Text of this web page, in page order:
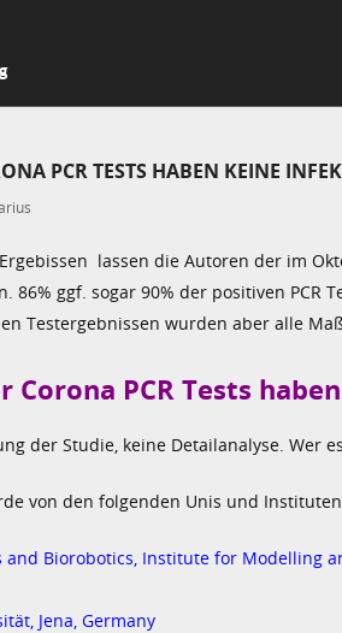
PCR TESTS HABEN KEINE
lassen die Autoren der im
86% ggf. sogar 90% der positiven PCR
Testergebnissen wurden aber alle
Corona PCR Tests
der Studie, keine Detailanalyse. Wer
von den folgenden Unis und
Biorobotics, Institute for Modelling
Jena, Germany